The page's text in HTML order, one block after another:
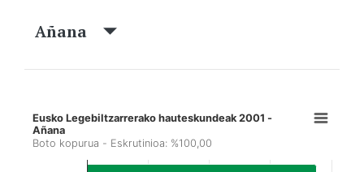
Añana
Eusko Legebiltzarrerako hauteskundeak 2001 -
Añana
Boto kopurua - Eskrutinioa: %100,00